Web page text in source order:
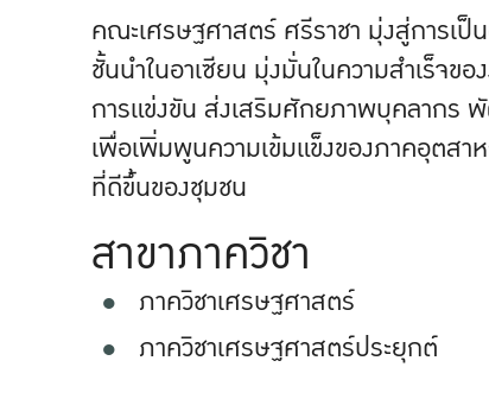
คณะเศรษฐศาสตร์ ศรีราชา มุ่งสู่การเ
ชั้นนำในอาเซียน มุ่งมั่นในความสำเร็จข
การแข่งขัน ส่งเสริมศักยภาพบุคลากร
เพื่อเพิ่มพูนความเข้มแข็งของภาคอุตส
ที่ดีขึ้นของชุมชน
สาขาภาควิชา
ภาควิชาเศรษฐศาสตร์
ภาควิชาเศรษฐศาสตร์ประยุกต์